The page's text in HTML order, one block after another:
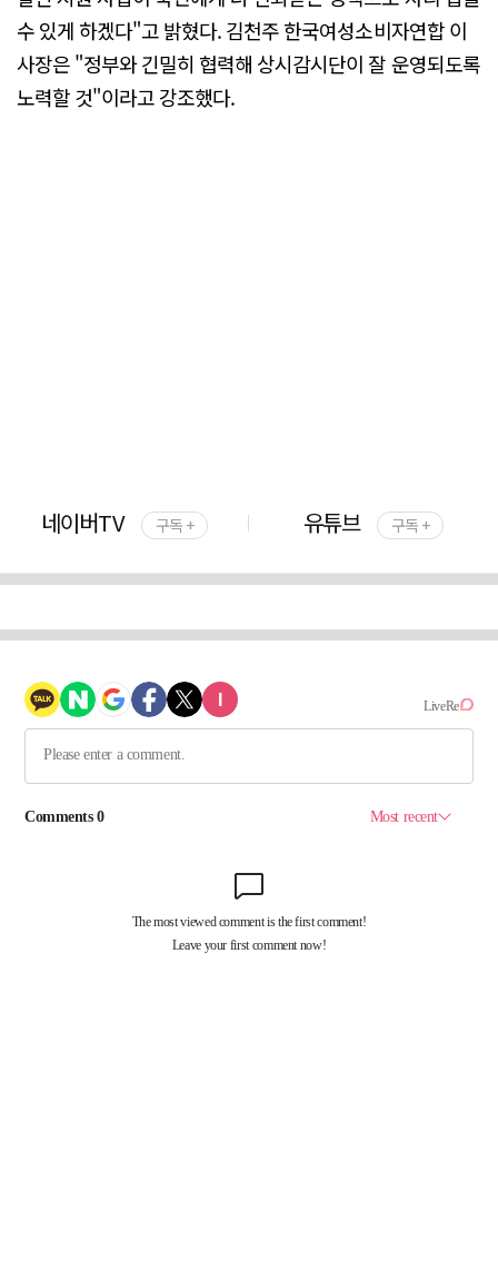
수 있게 하겠다"고 밝혔다. 김천주 한국여성소비자연합 이
사장은 "정부와 긴밀히 협력해 상시감시단이 잘 운영되도록
노력할 것"이라고 강조했다.
네이버TV 구독 + 유튜브 구독 +